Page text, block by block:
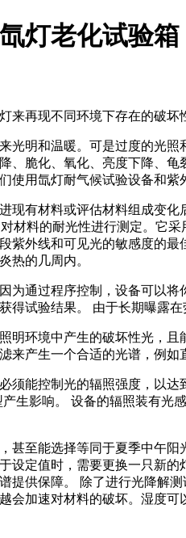
灯老化试验箱
来再现不同环境下存在的破
光明和温暖。可是过度的光
、脆化、氧化、亮度下降、
使用氙灯耐气候试验设备和紫
现有材料或评估材料组成变
材料的耐光性进行测定。它
紫外线和可见光的敏感度的
热的几周内。
为通过程序控制，设备可以
得试验结果。 由于长期曝露
明环境中产生的破坏性光，
来产生一个合适的光谱，例
须能控制光的辐照强度，以
生影响。 设备的辐照装有
甚至能选择等同于夏季中午
设定值时，需要更换一只新
提供保障。 除了进行光降解
会加速对材料的破坏。湿度